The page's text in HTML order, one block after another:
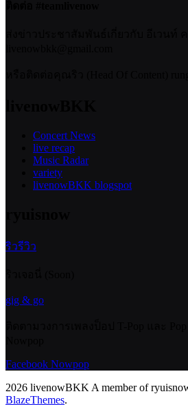
Concert News
live recap
Music Radar
variety
livenowBKK blogspot
ริวรีวิว
gig & go
Facebook Nowpop
2026 livenowBKK A member of
BlazeThemes.